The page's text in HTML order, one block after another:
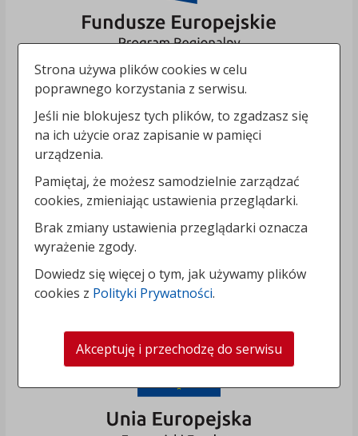
Strona używa plików cookies w celu
poprawnego korzystania z serwisu.
Jeśli nie blokujesz tych plików, to zgadzasz się
na ich użycie oraz zapisanie w pamięci
urządzenia.
Pamiętaj, że możesz samodzielnie zarządzać
cookies, zmieniając ustawienia przeglądarki.
Brak zmiany ustawienia przeglądarki oznacza
wyrażenie zgody.
Dowiedz się więcej o tym, jak używamy plików
cookies z Polityki Prywatności.
Akceptuję i przechodzę do serwisu